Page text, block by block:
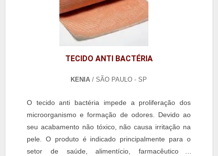
TECIDO ANTI BACTÉRIA
KENIA/ SÃO PAULO - SP
O tecido anti bactéria impede a proliferação dos
microorganismo e formação de odores. Devido ao
seu acabamento não tóxico, não causa irritação na
pele. O produto é indicado principalmente para o
setor de saúde, alimentício, farmacêutico e